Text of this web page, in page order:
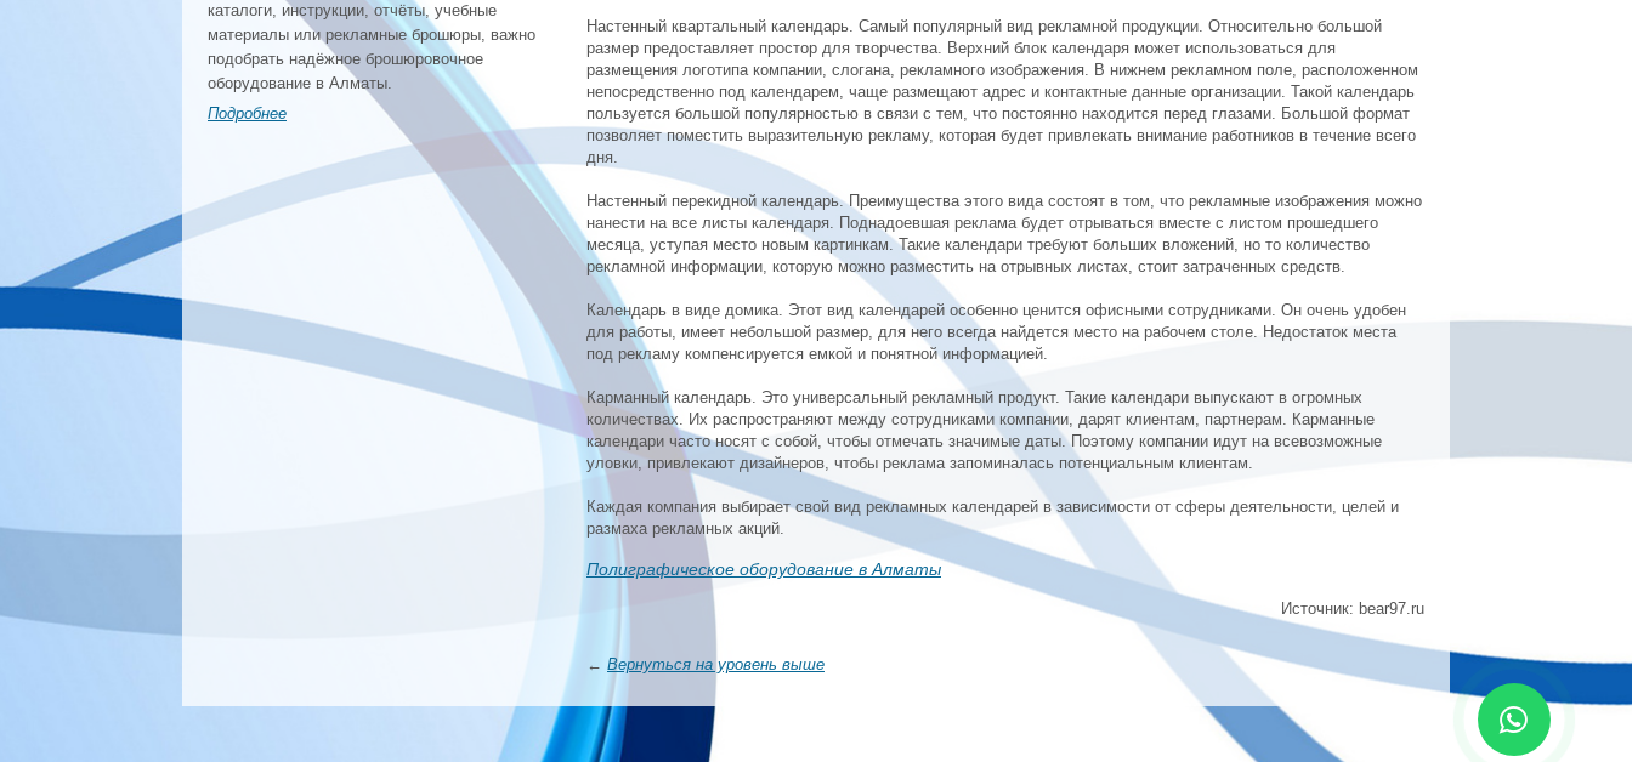
каталоги, инструкции, отчёты, учебные
материалы или рекламные брошюры, важно
подобрать надёжное брошюровочное
оборудование в Алматы.
Подробнее
Настенный квартальный календарь. Самый популярный вид рекламной продукции. Относительно большой
размер предоставляет простор для творчества. Верхний блок календаря может использоваться для
размещения логотипа компании, слогана, рекламного изображения. В нижнем рекламном поле, расположенном
непосредственно под календарем, чаще размещают адрес и контактные данные организации. Такой календарь
пользуется большой популярностью в связи с тем, что постоянно находится перед глазами. Большой формат
позволяет поместить выразительную рекламу, которая будет привлекать внимание работников в течение всего
дня.
Настенный перекидной календарь. Преимущества этого вида состоят в том, что рекламные изображения можно
нанести на все листы календаря. Поднадоевшая реклама будет отрываться вместе с листом прошедшего
месяца, уступая место новым картинкам. Такие календари требуют больших вложений, но то количество
рекламной информации, которую можно разместить на отрывных листах, стоит затраченных средств.
Календарь в виде домика. Этот вид календарей особенно ценится офисными сотрудниками. Он очень удобен
для работы, имеет небольшой размер, для него всегда найдется место на рабочем столе. Недостаток места
под рекламу компенсируется емкой и понятной информацией.
Карманный календарь. Это универсальный рекламный продукт. Такие календари выпускают в огромных
количествах. Их распространяют между сотрудниками компании, дарят клиентам, партнерам. Карманные
календари часто носят с собой, чтобы отмечать значимые даты. Поэтому компании идут на всевозможные
уловки, привлекают дизайнеров, чтобы реклама запоминалась потенциальным клиентам.
Каждая компания выбирает свой вид рекламных календарей в зависимости от сферы деятельности, целей и
размаха рекламных акций.
Полиграфическое оборудование в Алматы
Источник: bear97.ru
← Вернуться на уровень выше